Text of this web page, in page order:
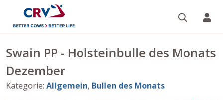
Swain PP - Holsteinbulle des Monats
Dezember
Kategorie: Allgemein, Bullen des Monats